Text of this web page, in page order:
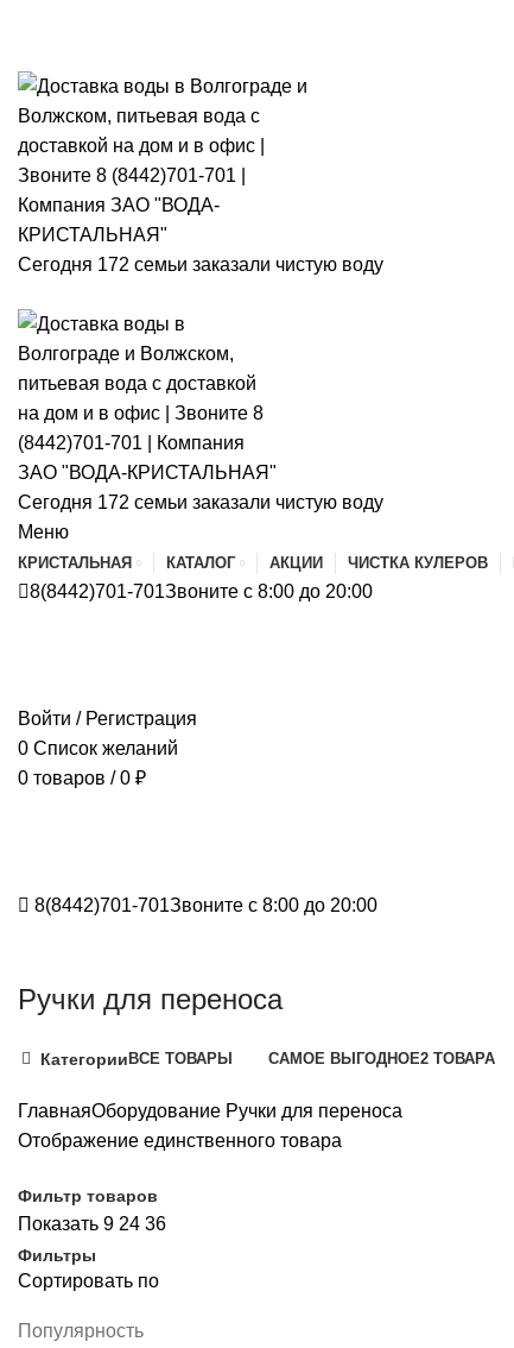
Сегодня 172 семьи заказали чистую воду
Сегодня 172 семьи заказали чистую воду
Меню
КРИСТАЛЬНАЯ КАТАЛОГ АКЦИИ ЧИСТКА КУЛЕРОВ
8(8442)701-701Звоните с 8:00 до 20:00
Войти / Регистрация
0 Список желаний
0 товаров / 0 ₽
8(8442)701-701Звоните с 8:00 до 20:00
Ручки для переноса
Категории ВСЕ ТОВАРЫ САМОЕ ВЫГОДНОЕ2 ТОВАРА
ГлавнаяОборудование Ручки для переноса
Отображение единственного товара
Фильтр товаров
Показать 9 24 36
Фильтры
Сортировать по
Популярность